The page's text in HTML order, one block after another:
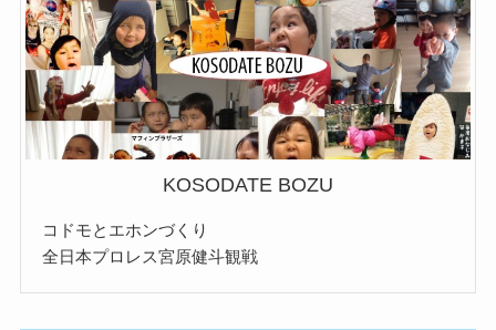
KOSODATE BOZU
コドモとエホンづくり
全日本プロレス宮原健斗観戦